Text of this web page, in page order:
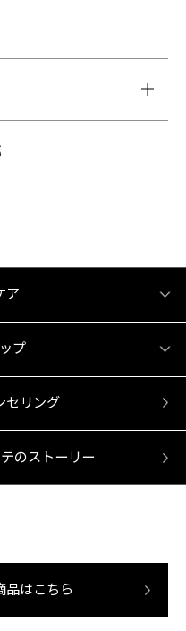
ア
プ
セリング
のストーリー
品はこちら